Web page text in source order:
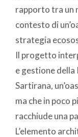
rapporto tra un
contesto di
strategia
Il progetto
e gestione della
Sartirana,
ma che in poco
racchiude una
L’elemento